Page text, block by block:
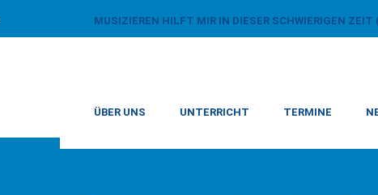
MUSIZIEREN HILFT MIR IN DIESER SCHWIERIGEN ZEIT
ÜBER UNS UNTERRICHT TERMINE